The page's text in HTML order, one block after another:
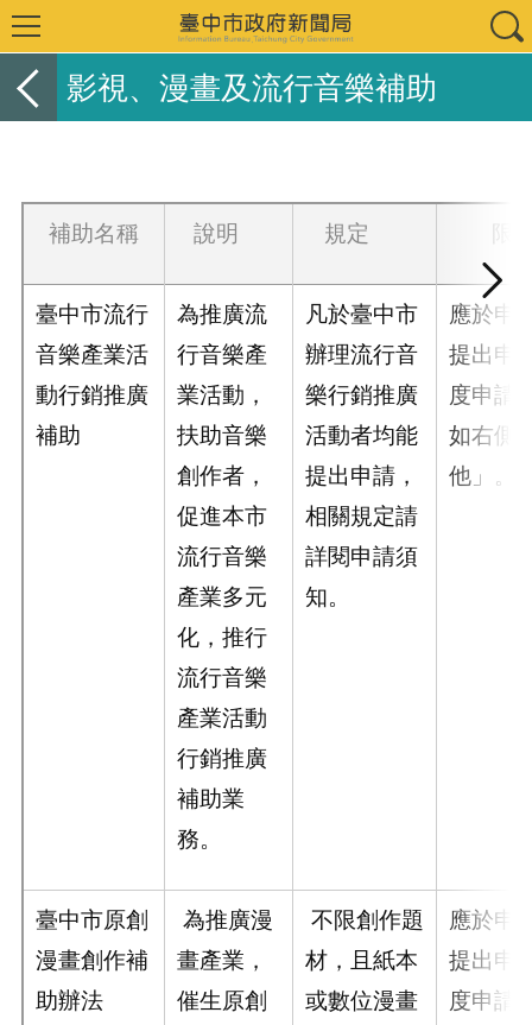
影視、漫畫及流行音樂補助
補助名稱 說明 規定
臺中市流行
音樂產業活
動行銷推廣
補助
為推廣流
行音樂產
業活動，
扶助音樂
創作者，
促進本市
流行音樂
產業多元
化，推行
流行音樂
產業活動
行銷推廣
補助業
務。
凡於臺中市
辦理流行音
樂行銷推廣
活動者均能
提出申請，
相關規定請
詳閱申請須
知。
應於申
提出申
度申請
如右側
他」。
臺中市原創
漫畫創作補
助辦法
為推廣漫
畫產業，
催生原創
不限創作題
材，且紙本
或數位漫畫
應於申
提出申
度申請